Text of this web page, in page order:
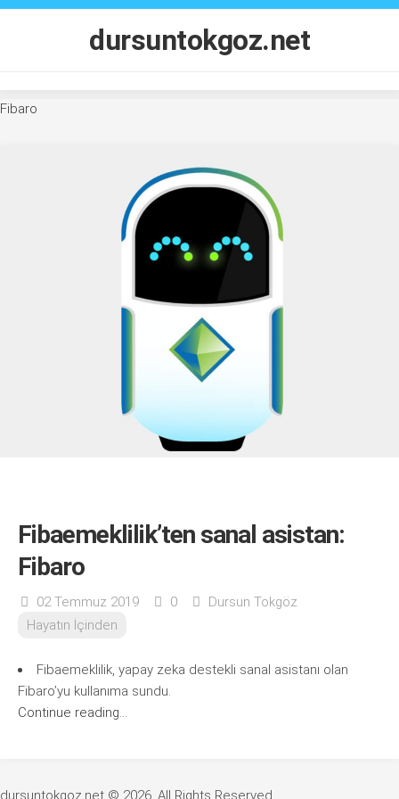
Skip
dursuntokgoz.net
Fibaro
Fibaemeklilik’ten sanal asistan:
Fibaro
02 Temmuz 2019 0
Dursun Tokgöz
Hayatın İçinden
Fibaemeklilik, yapay zeka destekli sanal asistanı olan
Fibaro’yu kullanıma sundu.
Continue reading...
dursuntokgoz.net © 2026. All Rights Reserved.